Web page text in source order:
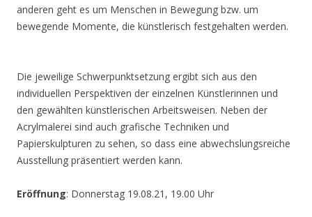
anderen geht es um Menschen in Bewegung bzw. um
bewegende Momente, die künstlerisch festgehalten werden.
Die jeweilige Schwerpunktsetzung ergibt sich aus den
individuellen Perspektiven der einzelnen Künstlerinnen und
den gewählten künstlerischen Arbeitsweisen. Neben der
Acrylmalerei sind auch grafische Techniken und
Papierskulpturen zu sehen, so dass eine abwechslungsreiche
Ausstellung präsentiert werden kann.
Eröffnung: Donnerstag 19.08.21, 19.00 Uhr